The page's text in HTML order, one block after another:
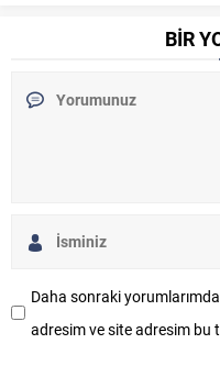
BİR
Daha sonraki
adresim ve site adresim bu